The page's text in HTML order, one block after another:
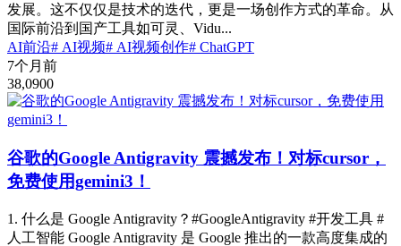
发展。这不仅仅是技术的迭代，更是一场创作方式的革命。从
国际前沿到国产工具如可灵、Vidu...
AI前沿# AI视频# AI视频创作# ChatGPT
7个月前
38,0900
谷歌的Google Antigravity 震撼发布！对标cursor，
免费使用gemini3！
1. 什么是 Google Antigravity？#GoogleAntigravity #开发工具 #
人工智能 Google Antigravity 是 Google 推出的一款高度集成的